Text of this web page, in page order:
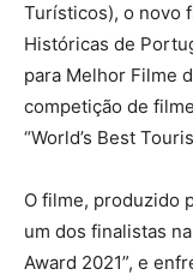
Turísticos), o novo
Históricas de
para Melhor Filme
competição de
“World’s Best
O filme, produzido
um dos finalistas na
Award 2021”, e